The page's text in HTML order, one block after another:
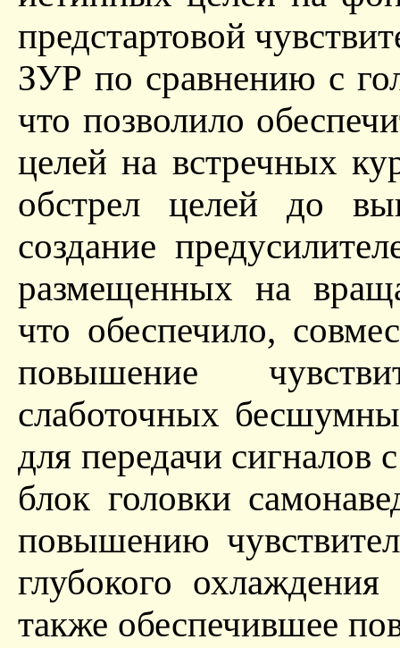
предстартовой
ЗУР по сравнению с
что позволило
целей на встречных
обстрел целей до
создание
размещенных на
что обеспечило,
повышение
слаботочных
для передачи сигналов
блок головки
повышению
глубокого
также обеспечившее